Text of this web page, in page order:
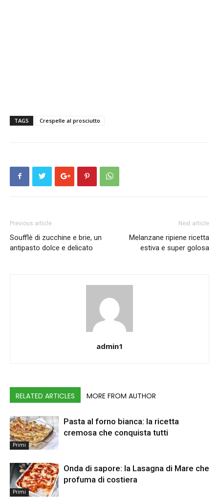
TAGS Crespelle al prosciutto
Previous article
Soufflè di zucchine e brie, un
antipasto dolce e delicato
Next article
Melanzane ripiene ricetta
estiva e super golosa
admin1
RELATED ARTICLES MORE FROM AUTHOR
Primi
Pasta al forno bianca: la ricetta
cremosa che conquista tutti
Primi
Onda di sapore: la Lasagna di Mare che
profuma di costiera